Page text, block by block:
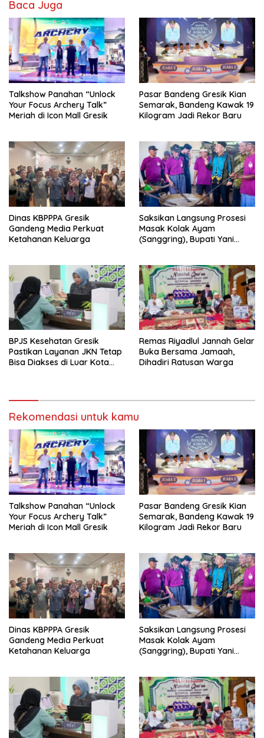
Baca Juga
Talkshow Panahan “Unlock
Your Focus Archery Talk”
Meriah di Icon Mall Gresik
Pasar Bandeng Gresik Kian
Semarak, Bandeng Kawak 19
Kilogram Jadi Rekor Baru
Dinas KBPPPA Gresik
Gandeng Media Perkuat
Ketahanan Keluarga
Saksikan Langsung Prosesi
Masak Kolak Ayam
(Sanggring), Bupati Yani
BPJS Kesehatan Gresik
Pastikan Layanan JKN Tetap
Bisa Diakses di Luar Kota
Remas Riyadlul Jannah Gelar
Buka Bersama Jamaah,
Dihadiri Ratusan Warga
Rekomendasi untuk kamu
Talkshow Panahan “Unlock
Your Focus Archery Talk”
Meriah di Icon Mall Gresik
Pasar Bandeng Gresik Kian
Semarak, Bandeng Kawak 19
Kilogram Jadi Rekor Baru
Dinas KBPPPA Gresik
Gandeng Media Perkuat
Ketahanan Keluarga
Saksikan Langsung Prosesi
Masak Kolak Ayam
(Sanggring), Bupati Yani